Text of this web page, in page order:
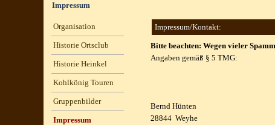
Impressum
Impressum/Kontakt:
Bitte beachten: Wegen vieler
Angaben gemäß § 5 TMG:
Bernd Hünten
28844 Weyhe
Organisation
Historie Ortsclub
Historie Heinkel
Kohlkönig Touren
Gruppenbilder
Impressum